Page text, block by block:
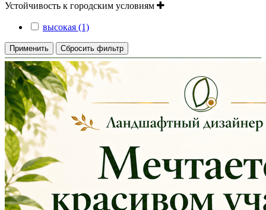
Устойчивость к городским условиям
высокая (1)
Применить Сбросить фильтр